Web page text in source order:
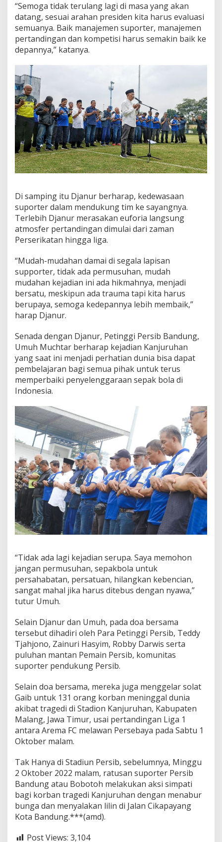
u
k
K
o
r
g
e
d
i
K
a
n
j
u
h
a
n
M
a
a
n
g
“Semoga tidak terulang lagi di masa yang akan
datang, sesuai arahan presiden kita harus evaluasi
semuanya. Baik manajemen suporter, manajemen
pertandingan dan kompetisi harus semakin baik ke
depannya,” katanya.
Di samping itu Djanur berharap, kedewasaan
suporter dalam mendukung tim ke sayangnya.
Terlebih Djanur merasakan euforia langsung
atmosfer pertandingan dimulai dari zaman
Perserikatan hingga liga.
“Mudah-mudahan damai di segala lapisan
supporter, tidak ada permusuhan, mudah
mudahan kejadian ini ada hikmahnya, menjadi
bersatu, meskipun ada trauma tapi kita harus
berupaya, semoga kedepannya lebih membaik,”
harap Djanur.
Senada dengan Djanur, Petinggi Persib Bandung,
Umuh Muchtar berharap kejadian Kanjuruhan
yang saat ini menjadi perhatian dunia bisa dapat
pembelajaran bagi semua pihak untuk terus
memperbaiki penyelenggaraan sepak bola di
Indonesia.
“Tidak ada lagi kejadian serupa. Saya memohon
jangan permusuhan, sepakbola untuk
persahabatan, persatuan, hilangkan kebencian,
sangat mahal jika harus ditebus dengan nyawa,”
tutur Umuh.
Selain Djanur dan Umuh, pada doa bersama
tersebut dihadiri oleh Para Petinggi Persib, Teddy
Tjahjono, Zainuri Hasyim, Robby Darwis serta
puluhan mantan Pemain Persib, komunitas
suporter pendukung Persib.
Selain doa bersama, mereka juga menggelar solat
Gaib untuk 131 orang korban meninggal dunia
akibat tragedi di Stadion Kanjuruhan, Kabupaten
Malang, Jawa Timur, usai pertandingan Liga 1
antara Arema FC melawan Persebaya pada Sabtu 1
Oktober malam.
Tak Hanya di Stadiun Persib, sebelumnya, Minggu
2 Oktober 2022 malam, ratusan suporter Persib
Bandung atau Bobotoh melakukan aksi simpati
bagi korban tragedi Kanjuruhan dengan menabur
bunga dan menyalakan lilin di Jalan Cikapayang
Kota Bandung.***(amd).
Post Views: 3,104